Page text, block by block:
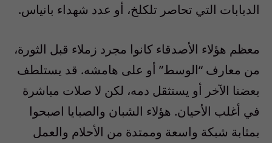
الدبابات التي تحاصر تلكلخ، أو عدد شهداء بانياس.
معظم هؤلاء الأصدقاء كانوا مجرد زملاء قبل الثورة،
من معارف “الوسط” أو على هامشه. قد يستلطف
بعضنا الآخر أو يستثقل دمه، لكن لا صلات مباشرة
في أغلب الأحيان. هؤلاء الشبان والصبايا اصبحوا
بمثابة شبكة واسعة وممتدة من الأحلام والعمل